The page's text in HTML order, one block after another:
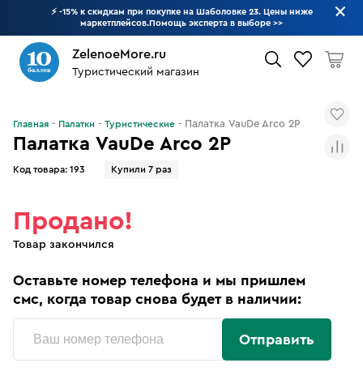
⚡ -15% к скидкам при покупке на Шаболовке 23. Цены ниже
маркетплейсов.Помощь эксперта в выборе >>
ZelenoeMore.ru
Туристический магазин
Палатка VauDe Arco 2P
Код товара: 193 Купили 7 раз
Главная Палатки Туристические Палатка VauDe Arco 2P
Продано!
Товар закончился
Оставьте номер телефона и мы пришлем
смс, когда товар снова будет в наличии:
Отправить